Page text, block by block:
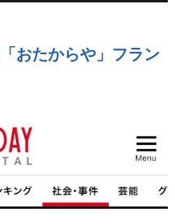
おたからや」フラン